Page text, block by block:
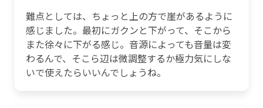
難点としては、ちょっと上の方で崖があるように
感じました。最初にガクンと下がって、そこから
また徐々に下がる感じ。音源によっても音量は変
わるんで、そこら辺は微調整するか極力気にしな
いで使えたらいいんでしょうね。